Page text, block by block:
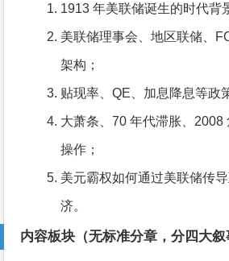
1913 年美联储诞生的时代背
美联储理事会、地区联储、
架构；
贴现率、QE、加息降息等政
大萧条、70 年代滞胀、2008
操作；
美元霸权如何通过美联储传
济。
内容板块（无标准分章，分四大叙